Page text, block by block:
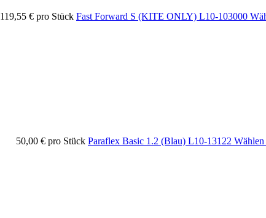
119,55 € pro Stück Fast Forward S (KITE ONLY) L10-103000
50,00 € pro Stück Paraflex Basic 1.2 (Blau) L10-13122 Wählen